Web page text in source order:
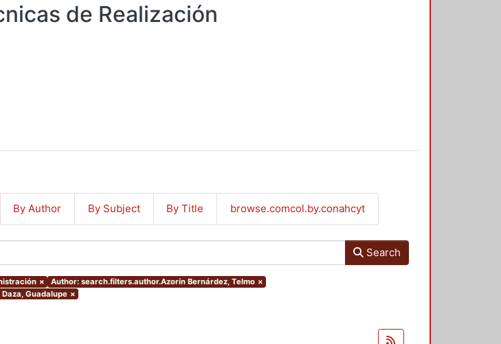
de Realización
By Author By Subject By Title browse.comcol.by.conahcyt
Search
× Author: search.filters.author.Azorín Bernárdez, Telmo ×
Guadalupe ×